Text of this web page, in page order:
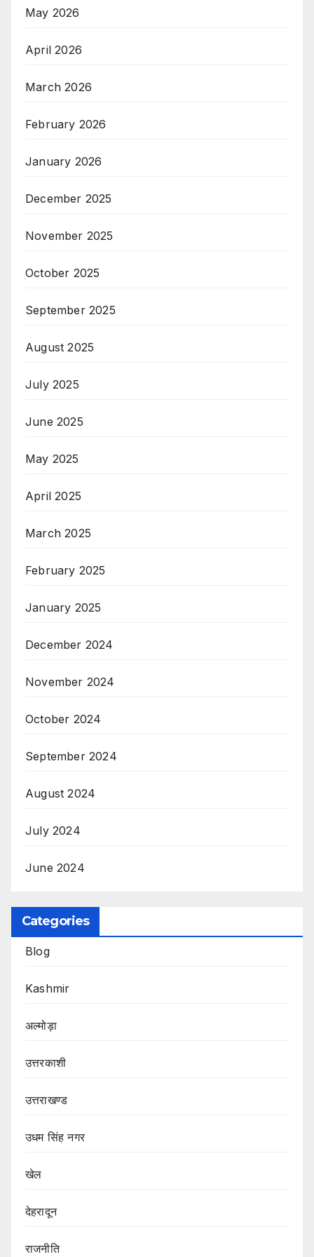
May 2026
April 2026
March 2026
February 2026
January 2026
December 2025
November 2025
October 2025
September 2025
August 2025
July 2025
June 2025
May 2025
April 2025
March 2025
February 2025
January 2025
December 2024
November 2024
October 2024
September 2024
August 2024
July 2024
June 2024
Categories
Blog
Kashmir
अल्मोड़ा
उत्तरकाशी
उत्तराखण्ड
उधम सिंह नगर
खेल
देहरादून
राजनीति